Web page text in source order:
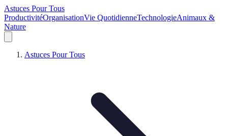
Astuces Pour Tous
ProductivitéOrganisationVie QuotidienneTechnologieAnimaux &
Nature
Astuces Pour Tous